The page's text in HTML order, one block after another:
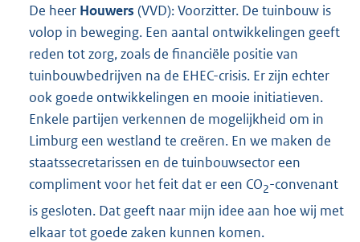
De heer Houwers (VVD): Voorzitter. De tuinbouw is
volop in beweging. Een aantal ontwikkelingen geeft
reden tot zorg, zoals de financiële positie van
tuinbouwbedrijven na de EHEC-crisis. Er zijn echter
ook goede ontwikkelingen en mooie initiatieven.
Enkele partijen verkennen de mogelijkheid om in
Limburg een westland te creëren. En we maken de
staatssecretarissen en de tuinbouwsector een
compliment voor het feit dat er een CO2-convenant
is gesloten. Dat geeft naar mijn idee aan hoe wij met
elkaar tot goede zaken kunnen komen.